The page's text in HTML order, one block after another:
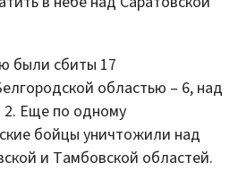
были сбиты 17
областью – 6, над
Еще по одному
бойцы уничтожили над
и Тамбовской областей.